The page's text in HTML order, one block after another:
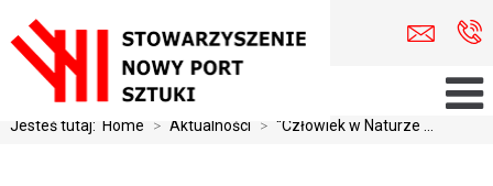
Jesteś tutaj: Home > Aktualności > ''Człowiek w Naturze ...